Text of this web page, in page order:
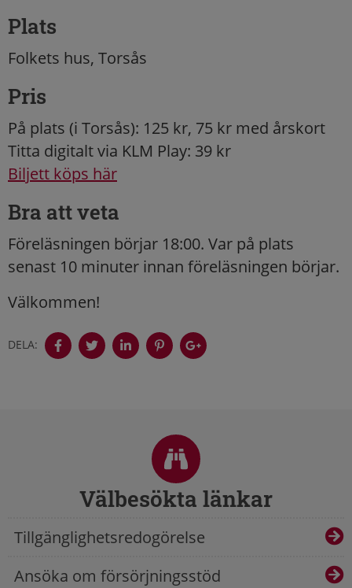
Plats
Folkets hus, Torsås
Pris
På plats (i Torsås): 125 kr, 75 kr med årskort
Titta digitalt via KLM Play: 39 kr
Biljett köps här
Bra att veta
Föreläsningen börjar 18:00. Var på plats
senast 10 minuter innan föreläsningen börjar.
Välkommen!
DELA:
Välbesökta länkar
Tillgänglighetsredogörelse
Ansöka om försörjningsstöd